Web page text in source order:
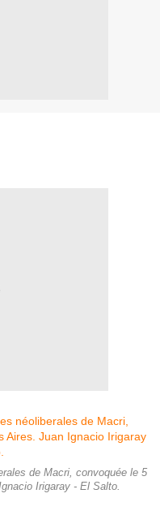
de Macri, convoquée le 5
Irigaray - El Salto.